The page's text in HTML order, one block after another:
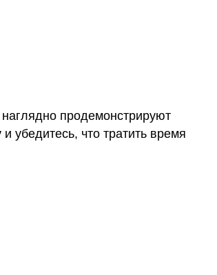
продемонстрируют
и убедитесь, что тратить время